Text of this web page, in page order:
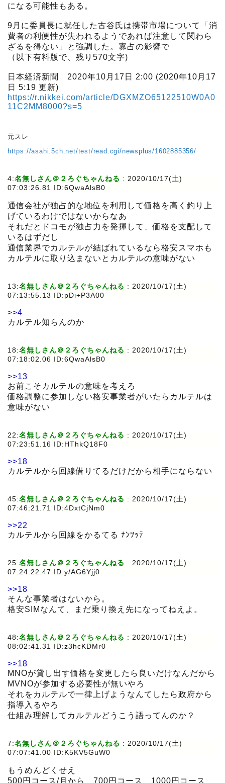
になる可能性もある。
9月に委員長に就任した古谷氏は携帯市場について「消
費者の利便性が失われるようであれば注意して関わら
ざるを得ない」と強調した。寡占の影響で
（以下有料版で、残り570文字)
日本経済新聞 2020年10月17日 2:00 (2020年10月17
日 5:19 更新)
https://r.nikkei.com/article/DGXMZO65122510W0A0
11C2MM8000?s=5
元スレ
https://asahi.5ch.net/test/read.cgi/newsplus/1602885356/
4:名無しさん＠２ろぐちゃんねる : 2020/10/17(土)
07:03:26.81 ID:6QwaAlsB0
通信会社が独占的な地位を利用して価格を高く釣り上
げているわけではないからなあ
それだとドコモが独占力を発揮して、価格を支配して
いるはずだし
通信業界でカルテルが結ばれているなら格安スマホも
カルテルに取り込まないとカルテルの意味がない
13:名無しさん＠２ろぐちゃんねる : 2020/10/17(土)
07:13:55.13 ID:pDi+P3A00
>>4
カルテル知らんのか
18:名無しさん＠２ろぐちゃんねる : 2020/10/17(土)
07:18:02.06 ID:6QwaAlsB0
>>13
お前こそカルテルの意味を考えろ
価格調整に参加しない格安事業者がいたらカルテルは
意味がない
22:名無しさん＠２ろぐちゃんねる : 2020/10/17(土)
07:23:51.16 ID:HThkQ18F0
>>18
カルテルから回線借りてるだけだから相手にならない
45:名無しさん＠２ろぐちゃんねる : 2020/10/17(土)
07:46:21.71 ID:4DxtCjNm0
>>22
カルテルから回線をかるてる ﾅﾝﾂｯﾃ
25:名無しさん＠２ろぐちゃんねる : 2020/10/17(土)
07:24:22.47 ID:y/AG6Yjj0
>>18
そんな事業者はないから。
格安SIMなんて、まだ乗り換え先になってねえよ。
48:名無しさん＠２ろぐちゃんねる : 2020/10/17(土)
08:02:41.31 ID:z3hcKDMr0
>>18
MNOが貸し出す価格を変更したら良いだけなんだから
MVNOが参加する必要性が無いやろ
それをカルテルで一律上げようなんてしたら政府から
指導入るやろ
仕組み理解してカルテルどうこう語ってんのか？
7:名無しさん＠２ろぐちゃんねる : 2020/10/17(土)
07:07:41.00 ID:K5KV5GuW0
もうめんどくせえ
500円コース/月から 700円コース 1000円コース